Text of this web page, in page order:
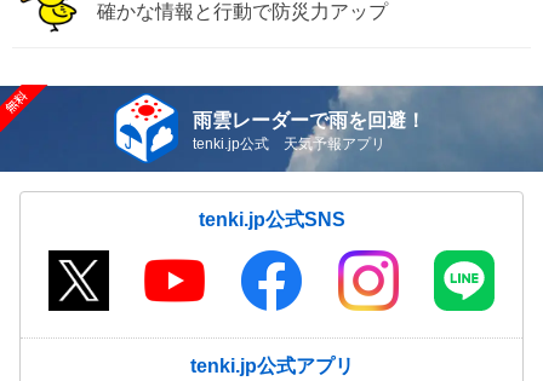
確かな情報と行動で防災力アップ
雨雲レーダーで雨を回避！
tenki.jp公式 天気予報アプリ
tenki.jp公式SNS
tenki.jp公式アプリ